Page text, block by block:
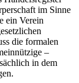
im Sinne
ein Verein
die formalen
–
in dem